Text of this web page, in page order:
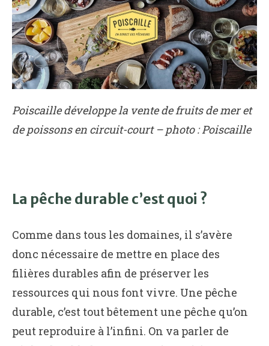
Poiscaille développe la vente de fruits de mer et
de poissons en circuit-court – photo : Poiscaille
La pêche durable c’est quoi ?
Comme dans tous les domaines, il s’avère
donc nécessaire de mettre en place des
filières durables afin de préserver les
ressources qui nous font vivre. Une pêche
durable, c’est tout bêtement une pêche qu’on
peut reproduire à l’infini. On va parler de